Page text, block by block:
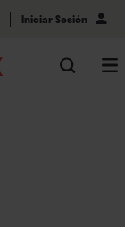
Iniciar Sesión